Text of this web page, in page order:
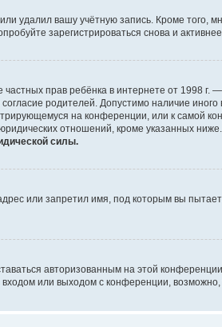
удалил вашу учётную запись. Кроме
зарегистрироваться снова и активнее
прав ребёнка в интернете от 1998
родителей. Допустимо наличие
на конференции, или к самой
отношений, кроме указанных ниже.
силы.
или запретил имя, под которым вы
авторизованным на этой
или выходом с конференции,